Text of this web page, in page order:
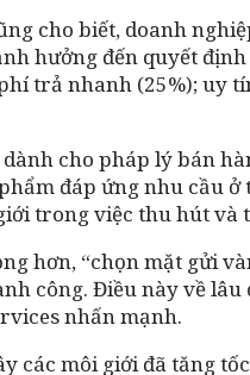
cho biết, doanh
hưởng đến quyết
trả nhanh (25%); uy
cho pháp lý bán
đáp ứng nhu cầu
trong việc thu hút
hơn, “chọn mặt gửi
công. Điều này về
nhấn mạnh.
các môi giới đã tăng